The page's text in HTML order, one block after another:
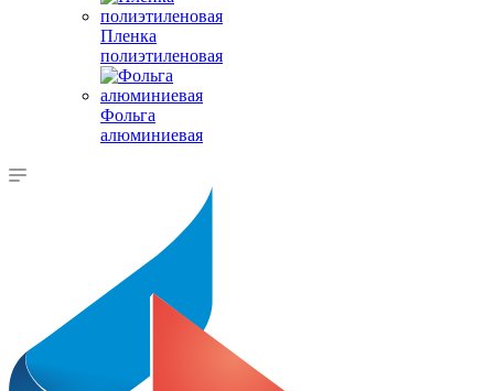
Пленка
полиэтиленовая
Фольга
алюминиевая